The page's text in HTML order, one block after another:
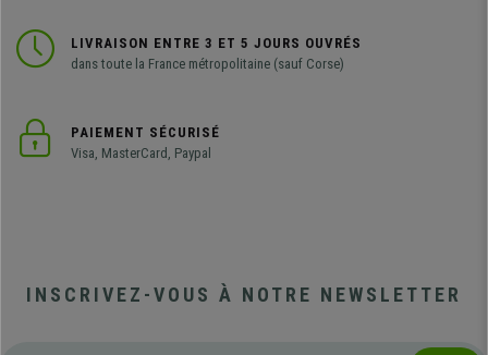
LIVRAISON ENTRE 3 ET 5 JOURS OUVRÉS
dans toute la France métropolitaine (sauf Corse)
PAIEMENT SÉCURISÉ
Visa, MasterCard, Paypal
INSCRIVEZ-VOUS À NOTRE NEWSLETTER